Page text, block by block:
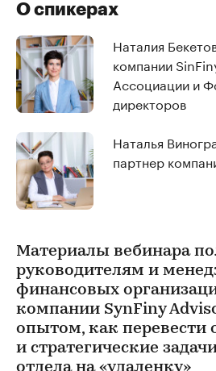
О спикерах
Наталия
компании
Ассоциации и
директоров
Наталья
партнер
Материалы вебинара
руководителям и
финансовых
компании SynFiny
опытом, как перевести
и стратегические